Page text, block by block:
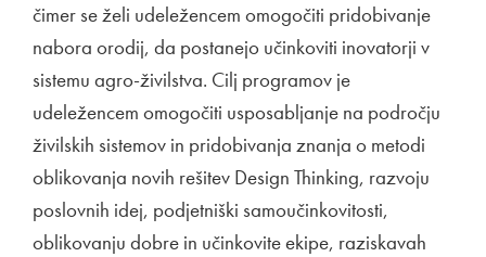
čimer se želi udeležencem omogočiti pridobivanje
nabora orodij, da postanejo učinkoviti inovatorji v
sistemu agro-živilstva. Cilj programov je
udeležencem omogočiti usposabljanje na področju
živilskih sistemov in pridobivanja znanja o metodi
oblikovanja novih rešitev Design Thinking, razvoju
poslovnih idej, podjetniški samoučinkovitosti,
oblikovanju dobre in učinkovite ekipe, raziskavah